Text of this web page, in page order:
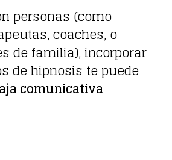
personas (como
coaches, o
de familia), incorporar
de hipnosis te puede
comunicativa